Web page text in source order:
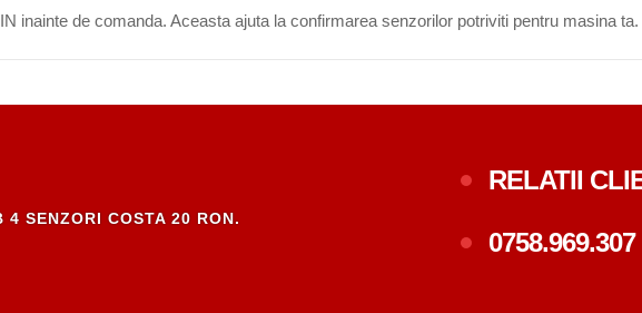
inainte de comanda. Aceasta ajuta la confirmarea senzorilor potriviti pentru masina ta.
SENZORI COSTA 20 RON.
RELATII
0758.969.307